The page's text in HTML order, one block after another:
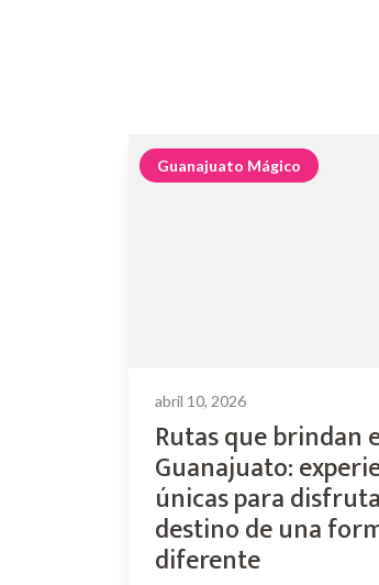
Guanajuato Mágico
abril 10, 2026
Rutas que brindan
Guanajuato:
únicas para
destino de una
diferente